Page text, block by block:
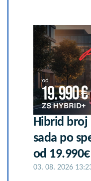
Hibrid broj
sada po
od
03. 08. 2026